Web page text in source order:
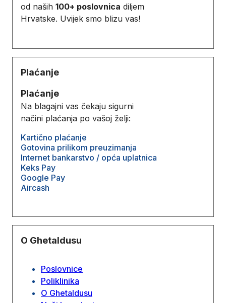
od naših 100+ poslovnica diljem
Hrvatske. Uvijek smo blizu vas!
Plaćanje
Plaćanje
Na blagajni vas čekaju sigurni
načini plaćanja po vašoj želji:
Kartično plaćanje
Gotovina prilikom preuzimanja
Internet bankarstvo / opća uplatnica
Keks Pay
Google Pay
Aircash
O Ghetaldusu
Poslovnice
Poliklinika
O Ghetaldusu